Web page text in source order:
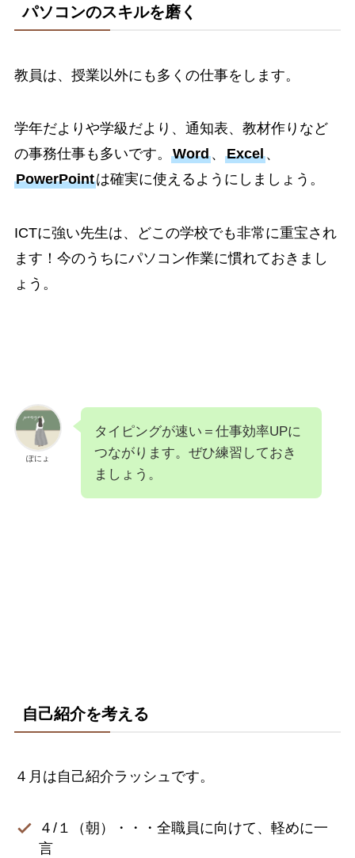
パソコンのスキルを磨く
教員は、授業以外にも多くの仕事をします。
学年だよりや学級だより、通知表、教材作りなど
の事務仕事も多いです。 Word、 Excel、
PowerPointは確実に使えるようにしましょう。
ICTに強い先生は、どこの学校でも非常に重宝され
ます！今のうちにパソコン作業に慣れておきまし
ょう。
ぽにょ
タイピングが速い＝仕事効率UPに
つながります。ぜひ練習しておき
ましょう。
自己紹介を考える
４月は自己紹介ラッシュです。
４/１（朝）・・・全職員に向けて、軽めに一
言